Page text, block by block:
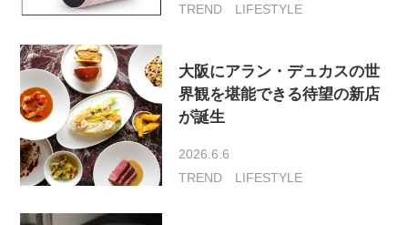
TREND
LIFESTYLE
大阪にアラン・デュカスの世
界観を堪能できる待望の新店
が誕生
2026.6.6
TREND
LIFESTYLE